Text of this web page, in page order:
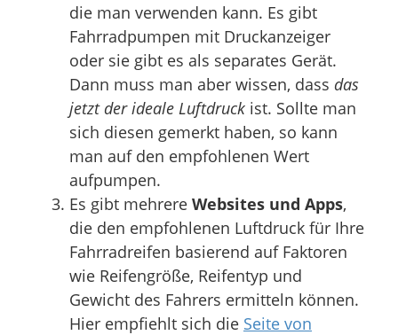
die man verwenden kann. Es gibt
Fahrradpumpen mit Druckanzeiger
oder sie gibt es als separates Gerät.
Dann muss man aber wissen, dass das
jetzt der ideale Luftdruck ist. Sollte man
sich diesen gemerkt haben, so kann
man auf den empfohlenen Wert
aufpumpen.
Es gibt mehrere Websites und Apps,
die den empfohlenen Luftdruck für Ihre
Fahrradreifen basierend auf Faktoren
wie Reifengröße, Reifentyp und
Gewicht des Fahrers ermitteln können.
Hier empfiehlt sich die Seite von